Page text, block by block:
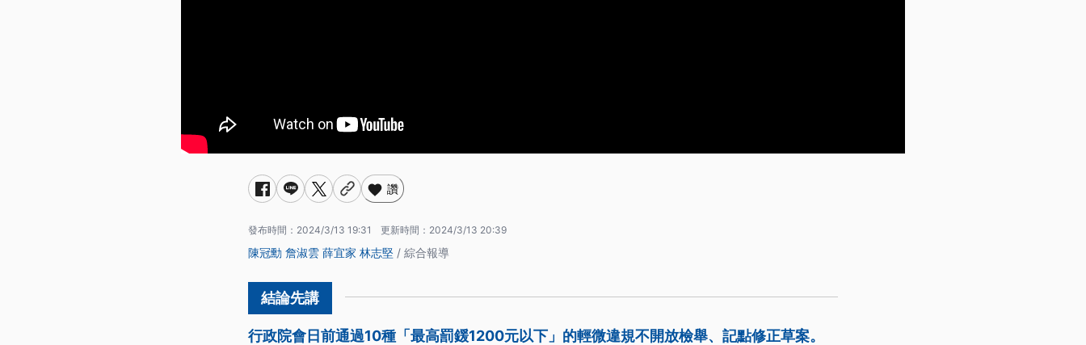
讚
發布時間： 2024/3/13 19:31 更新時間： 2024/3/13 20:39
陳冠勳 詹淑雲 薛宜家 林志堅 / 綜合報導
行政院會日前通過10種「最高罰鍰1200元以下」的輕微違規不開放檢舉、記點修正草案。